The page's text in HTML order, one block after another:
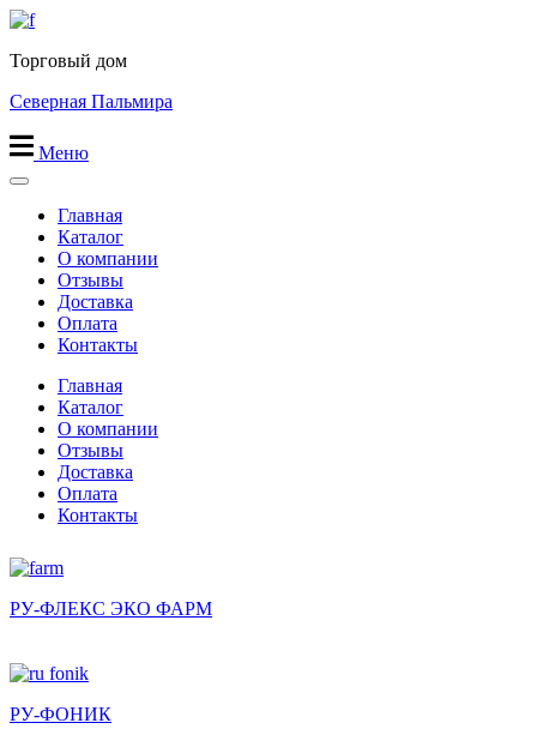
Перейти
содержимому
Торговый дом
Северная Пальмира
Меню
Главная
Каталог
О компании
Отзывы
Доставка
Оплата
Контакты
Главная
Каталог
О компании
Отзывы
Доставка
Оплата
Контакты
РУ-ФЛЕКС ЭКО ФАРМ
РУ-ФОНИК